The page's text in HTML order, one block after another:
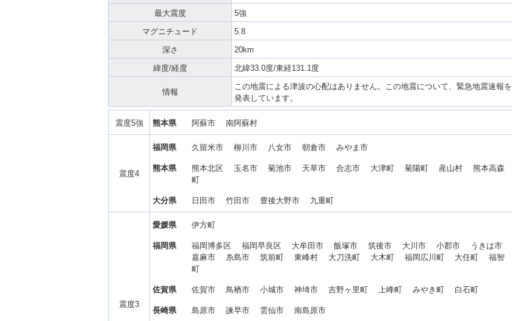
最大震度
5強
マグニチュード
5.8
深さ
20km
緯度/経度
北緯33.0度/東経131.1度
情報
この地震による津波の心配はありません。この地震について、緊急地震速報を
発表しています。
震度5強 熊本県 阿蘇市 南阿蘇村
震度4
福岡県 久留米市 柳川市 八女市 朝倉市 みやま市
熊本県
熊本北区 玉名市 菊池市 天草市 合志市 大津町 菊陽町 産山村 熊本高森
町
大分県 日田市 竹田市 豊後大野市 九重町
震度3
愛媛県 伊方町
福岡県
福岡博多区 福岡早良区 大牟田市 飯塚市 筑後市 大川市 小郡市 うきは市
嘉麻市 糸島市 筑前町 東峰村 大刀洗町 大木町 福岡広川町 大任町 福智
町
佐賀県 佐賀市 鳥栖市 小城市 神埼市 吉野ヶ里町 上峰町 みやき町 白石町
長崎県 島原市 諫早市 雲仙市 南島原市